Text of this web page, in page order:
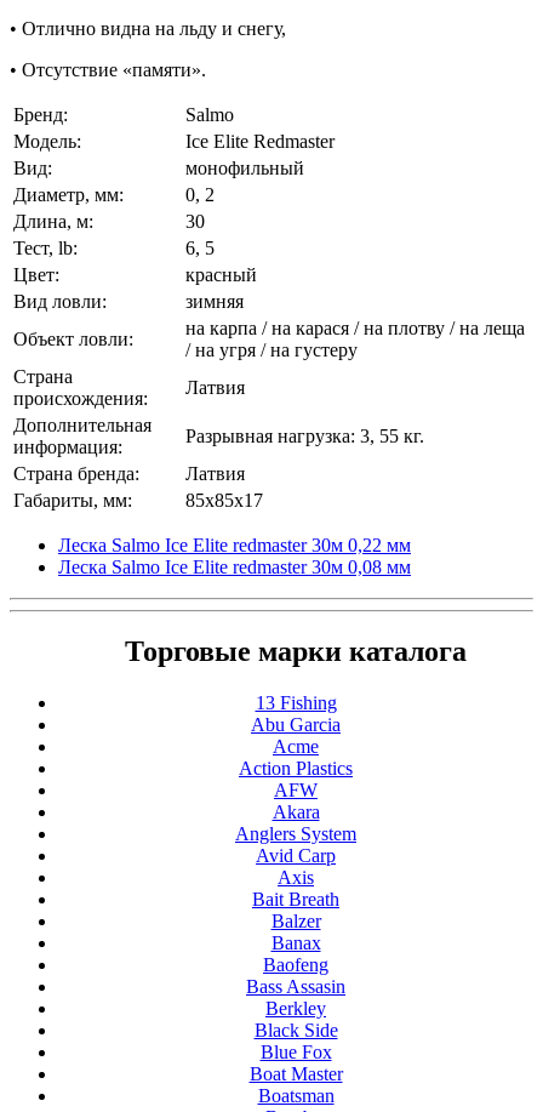
• Отлично видна на льду и снегу,
• Отсутствие «памяти».
Бренд:
Salmo
Модель:
Ice Elite Redmaster
Вид:
монофильный
Диаметр, мм:
0, 2
Длина, м:
30
Тест, lb:
6, 5
Цвет:
красный
Вид ловли:
зимняя
Объект ловли:
на карпа / на карася / на плотву / на леща
/ на угря / на густеру
Страна
происхождения:
Латвия
Дополнительная
информация:
Разрывная нагрузка: 3, 55 кг.
Страна бренда:
Латвия
Габариты, мм:
85x85x17
Леска Salmo Ice Elite redmaster 30м 0,22 мм
Леска Salmo Ice Elite redmaster 30м 0,08 мм
Торговые марки каталога
13 Fishing
Abu Garcia
Acme
Action Plastics
AFW
Akara
Anglers System
Avid Carp
Axis
Bait Breath
Balzer
Banax
Baofeng
Bass Assasin
Berkley
Black Side
Blue Fox
Boat Master
Boatsman